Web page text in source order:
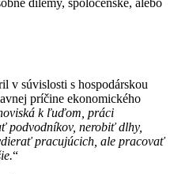
v súvislosti s hospodárskou
príčine ekonomického
k ľuďom, práci
podvodníkov, nerobiť dlhy,
pracujúcich, ale pracovať
“